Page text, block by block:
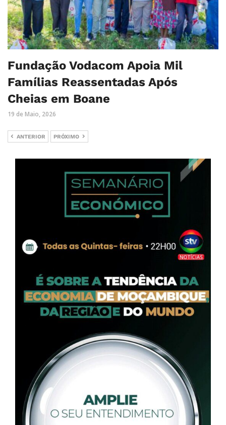
Fundação Vodacom Apoia Mil
Famílias Reassentadas Após
Cheias em Boane
19 de Maio, 2026
ANTERIOR PRÓXIMO